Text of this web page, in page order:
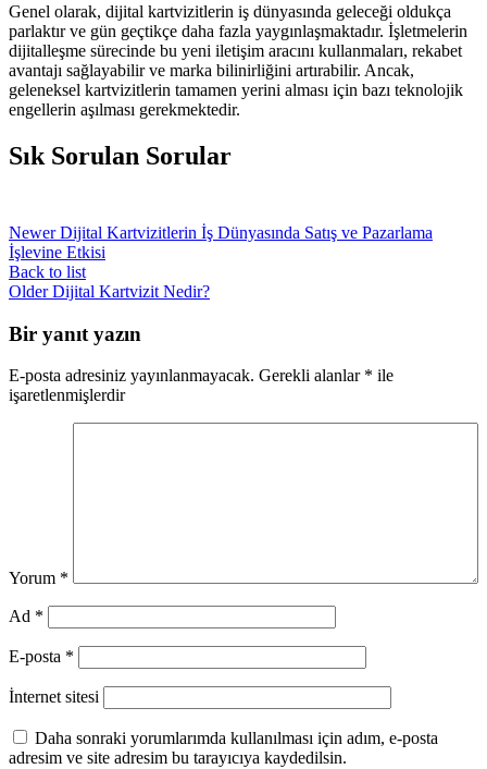
Genel olarak, dijital kartvizitlerin iş dünyasında geleceği oldukça
parlaktır ve gün geçtikçe daha fazla yaygınlaşmaktadır. İşletmelerin
dijitalleşme sürecinde bu yeni iletişim aracını kullanmaları, rekabet
avantajı sağlayabilir ve marka bilinirliğini artırabilir. Ancak,
geleneksel kartvizitlerin tamamen yerini alması için bazı teknolojik
engellerin aşılması gerekmektedir.
Sık Sorulan Sorular
Newer Dijital Kartvizitlerin İş Dünyasında Satış ve Pazarlama
İşlevine Etkisi
Back to list
Older Dijital Kartvizit Nedir?
Bir yanıt yazın
E-posta adresiniz yayınlanmayacak. Gerekli alanlar * ile
işaretlenmişlerdir
Yorum *
Ad *
E-posta *
İnternet sitesi
Daha sonraki yorumlarımda kullanılması için adım, e-posta
adresim ve site adresim bu tarayıcıya kaydedilsin.